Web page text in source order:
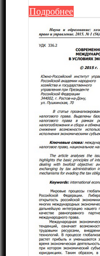
Подробнее